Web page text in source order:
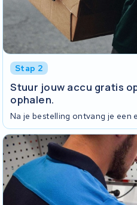
Stap 2
Stuur jouw accu gratis
ophalen.
Na je bestelling ontvang je een